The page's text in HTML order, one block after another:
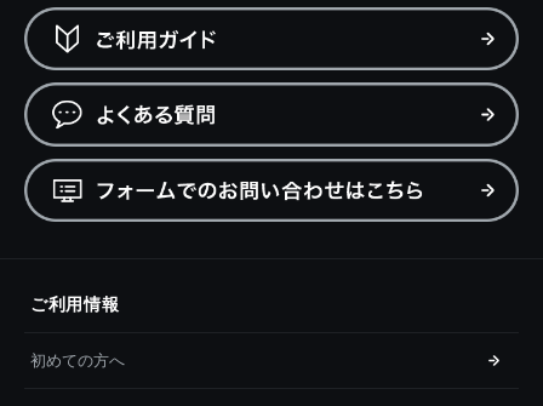
ご利用情報
初めての方へ